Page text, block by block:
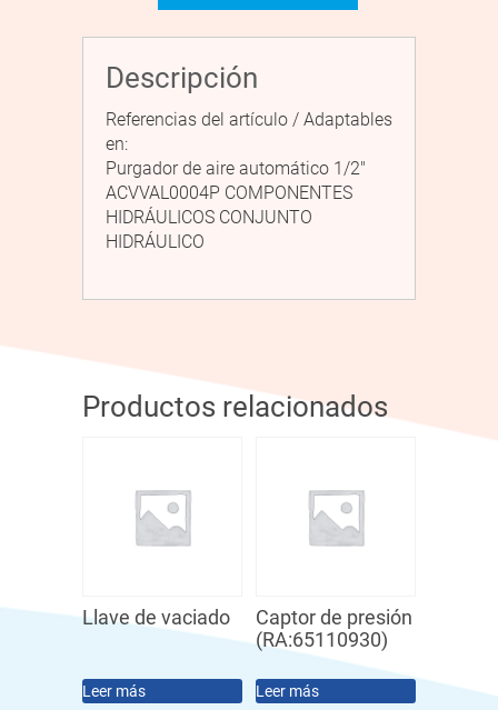
Descripción
Referencias del artículo / Adaptables
en:
Purgador de aire automático 1/2″
ACVVAL0004P COMPONENTES
HIDRÁULICOS CONJUNTO
HIDRÁULICO
Productos relacionados
Llave de vaciado
Leer más
Captor de presión
(RA:65110930)
Leer más